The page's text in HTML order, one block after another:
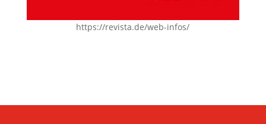
https://revista.de/web-infos/